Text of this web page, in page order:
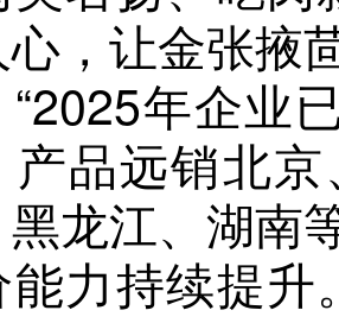
心，让金张掖
“2025年企业
产品远销北
龙江、湖南
力持续提升